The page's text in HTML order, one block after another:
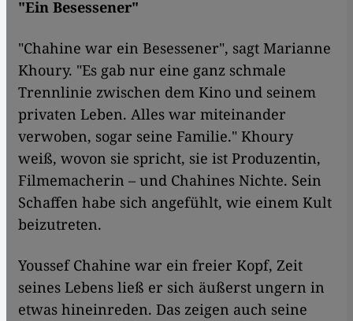
"Ein Besessener"
"Chahine war ein Besessener", sagt Marianne
Khoury. "Es gab nur eine ganz schmale
Trennlinie zwischen dem Kino und seinem
privaten Leben. Alles war miteinander
verwoben, sogar seine Familie." Khoury
weiß, wovon sie spricht, sie ist Produzentin,
Filmemacherin – und Chahines Nichte. Sein
Schaffen habe sich angefühlt, wie einem Kult
beizutreten.
Youssef Chahine war ein freier Kopf, Zeit
seines Lebens ließ er sich äußerst ungern in
etwas hineinreden. Das zeigen auch seine